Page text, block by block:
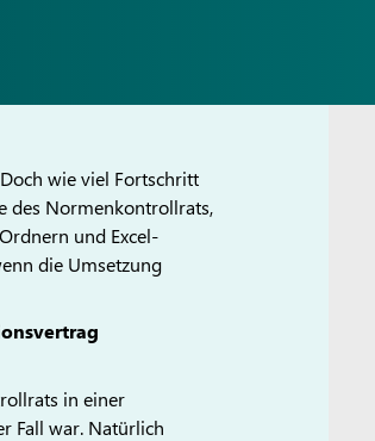
wie viel Fortschritt
des Normenkontrollrats,
und Excel-
die Umsetzung
in einer
Fall war. Natürlich